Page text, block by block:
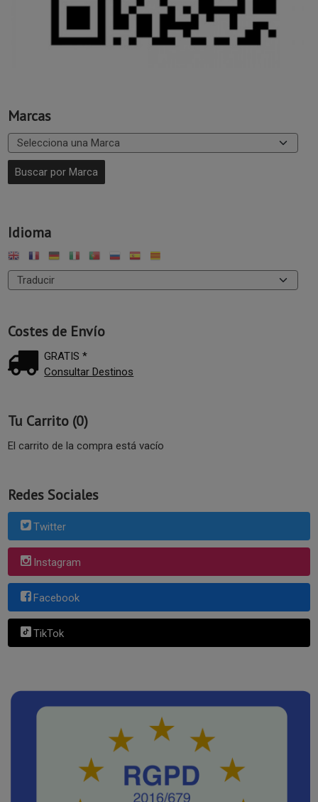
Marcas
Idioma
Costes de Envío
GRATIS *
Consultar Destinos
Tu Carrito (0)
El carrito de la compra está vacío
Redes Sociales
Twitter
Instagram
Facebook
TikTok